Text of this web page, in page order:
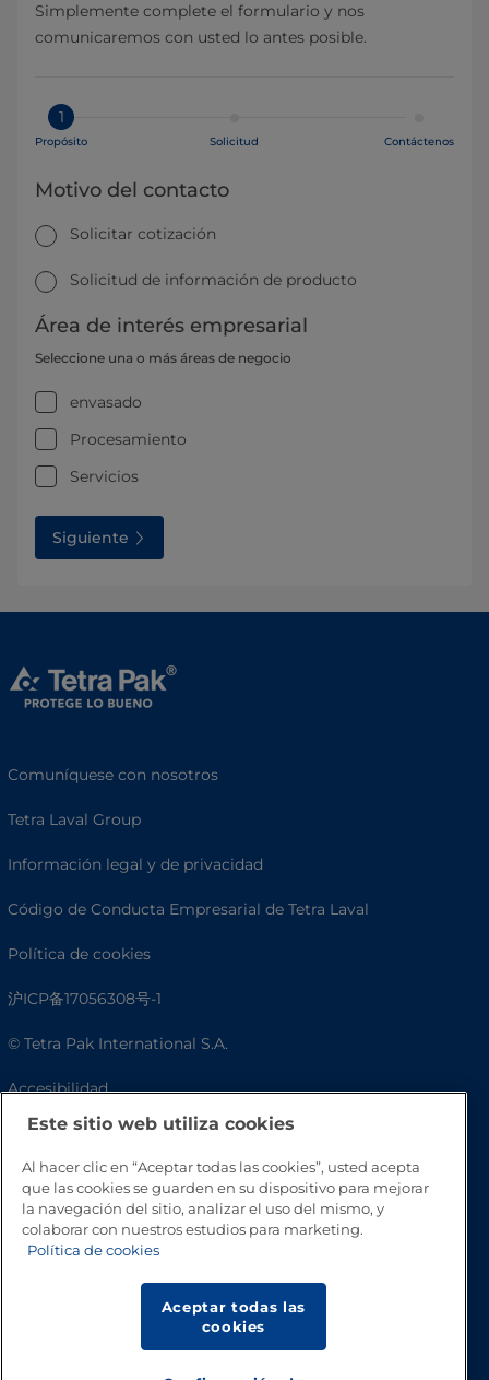
Simplemente complete el formulario y nos
comunicaremos con usted lo antes posible.
1
Propósito Solicitud Contáctenos
Motivo del contacto
Solicitar cotización
Solicitud de información de producto
Área de interés empresarial
Seleccione una o más áreas de negocio
envasado
Procesamiento
Servicios
Siguiente
Comuníquese con nosotros
Tetra Laval Group
Información legal y de privacidad
Código de Conducta Empresarial de Tetra Laval
Política de cookies
沪ICP备17056308号-1
© Tetra Pak International S.A.
Accesibilidad
Preguntas frecuentes
Este sitio web utiliza cookies
Al hacer clic en “Aceptar todas las cookies”, usted acepta
que las cookies se guarden en su dispositivo para mejorar
la navegación del sitio, analizar el uso del mismo, y
colaborar con nuestros estudios para marketing.
Política de cookies
Aceptar todas las
cookies